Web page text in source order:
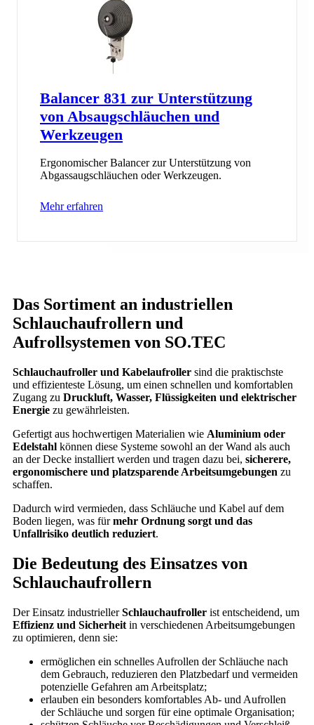
Balancer 831 zur Unterstützung
von Absaugschläuchen und
Werkzeugen
Ergonomischer Balancer zur Unterstützung von
Abgassaugschläuchen oder Werkzeugen.
Mehr erfahren
Das Sortiment an industriellen
Schlauchaufrollern und
Aufrollsystemen von SO.TEC
Schlauchaufroller und Kabelaufroller sind die praktischste
und effizienteste Lösung, um einen schnellen und komfortablen
Zugang zu Druckluft, Wasser, Flüssigkeiten und elektrischer
Energie zu gewährleisten.
Gefertigt aus hochwertigen Materialien wie Aluminium oder
Edelstahl können diese Systeme sowohl an der Wand als auch
an der Decke installiert werden und tragen dazu bei, sicherere,
ergonomischere und platzsparende Arbeitsumgebungen zu
schaffen.
Dadurch wird vermieden, dass Schläuche und Kabel auf dem
Boden liegen, was fürmehr Ordnung sorgt und das
Unfallrisiko deutlich reduziert.
Die Bedeutung des Einsatzes von
Schlauchaufrollern
Der Einsatz industriellerSchlauchaufroller ist entscheidend, um
Effizienz und Sicherheit in verschiedenen Arbeitsumgebungen
zu optimieren, denn sie:
ermöglichen ein schnelles Aufrollen der Schläuche nach
dem Gebrauch, reduzieren den Platzbedarf und vermeiden
potenzielle Gefahren am Arbeitsplatz;
erlauben ein besonders komfortables Ab- und Aufrollen
der Schläuche und sorgen für eine optimale Organisation;